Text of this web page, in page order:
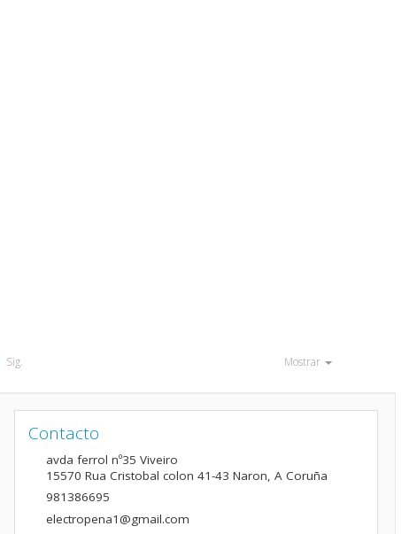
Sig. Mostrar
Contacto
avda ferrol nº35 Viveiro
15570 Rua Cristobal colon 41-43 Naron A Coruña
981386695
electropena1@gmail.com